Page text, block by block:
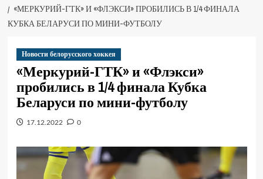
«МЕРКУРИЙ-ГТК» И «ФЛЭКСИ» ПРОБИЛИСЬ В 1/4 ФИНАЛА
КУБКА БЕЛАРУСИ ПО МИНИ-ФУТБОЛУ
Новости белорусского хоккея
«Меркурий-ГТК» и «Флэкси»
пробились в 1/4 финала Кубка
Беларуси по мини-футболу
17.12.2022 0